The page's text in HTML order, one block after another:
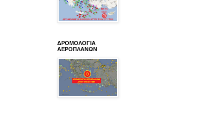
ΔΡΟΜΟΛΟΓΙΑ
ΑΕΡΟΠΛΑΝΩΝ